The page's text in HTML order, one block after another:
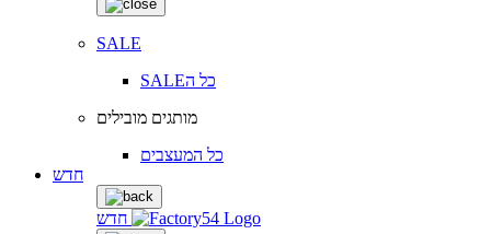
SALE
SALEכל ה
מותגים מובילים
כל המעצבים
חדש
חדש